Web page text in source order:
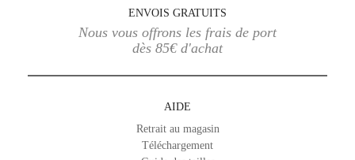
ENVOIS GRATUITS
Nous vous offrons les frais de port
dès 85€ d'achat
AIDE
Retrait au magasin
Téléchargement